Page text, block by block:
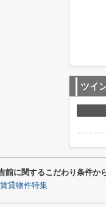
ツイ
館に関するこだわり条件か
貸物件特集